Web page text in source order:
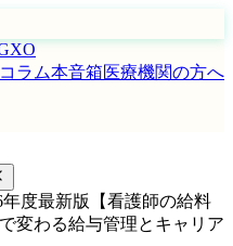
コラム本音箱医療機関の方へ
年度最新版【看護師の給料
変わる給与管理とキャリア